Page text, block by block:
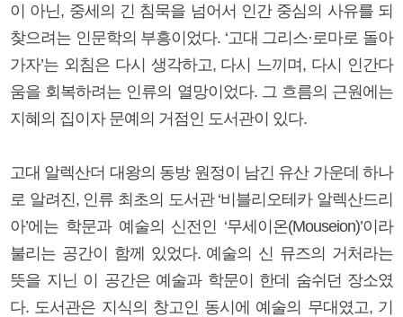
이 아닌, 중세의 긴 침묵을 넘어서 인간 중심의 사유를 되
찾으려는 인문학의 부흥이었다. ‘고대 그리스·로마로 돌아
가자’는 외침은 다시 생각하고, 다시 느끼며, 다시 인간다
움을 회복하려는 인류의 열망이었다. 그 흐름의 근원에는
지혜의 집이자 문예의 거점인 도서관이 있다.
고대 알렉산더 대왕의 동방 원정이 남긴 유산 가운데 하나
로 알려진, 인류 최초의 도서관 ‘비블리오테카 알렉산드리
아’에는 학문과 예술의 신전인 ‘무세이온(Mouseion)’이라
불리는 공간이 함께 있었다. 예술의 신 뮤즈의 거처라는
뜻을 지닌 이 공간은 예술과 학문이 한데 숨쉬던 장소였
다. 도서관은 지식의 창고인 동시에 예술의 무대였고, 기